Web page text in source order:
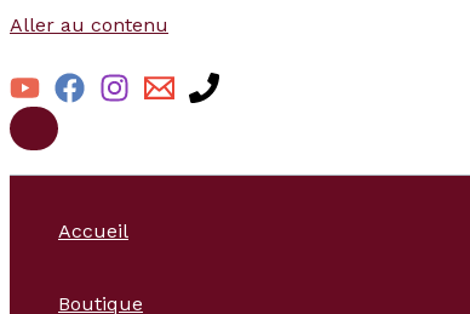
Aller au contenu
Accueil
Boutique